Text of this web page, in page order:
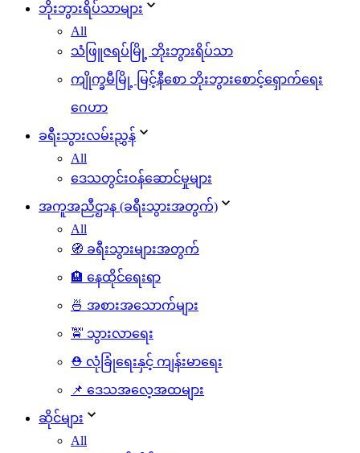
ဘိုးဘွားရိပ်သာများ
All
သံဖြူဇရပ်မြို့ ဘိုးဘွားရိပ်သာ
ကျိုက္ခမီမြို့ မြင့်နီစော ဘိုးဘွားစောင့်ရှောက်ရေး
ဂေဟာ
ခရီးသွားလမ်းညွှန်
All
ဒေသတွင်းဝန်ဆောင်မှုများ
အကူအညီဌာန (ခရီးသွားအတွက်)
All
🧭 ခရီးသွားများအတွက်
🏨 နေထိုင်ရေးရာ
🍜 အစားအသောက်များ
🚖 သွားလာရေး
⛑️ လုံခြုံရေးနှင့် ကျန်းမာရေး
📌 ဒေသအလေ့အထများ
ဆိုင်များ
All